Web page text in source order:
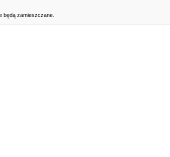
będą zamieszczane.